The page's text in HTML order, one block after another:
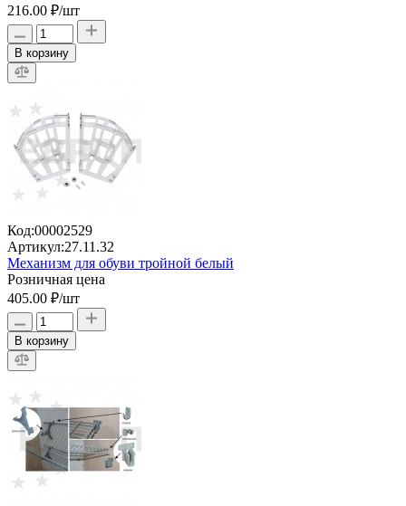
216.00 ₽/шт
В корзину
Код:00002529
Артикул:27.11.32
Механизм для обуви тройной белый
Розничная цена
405.00 ₽/шт
В корзину